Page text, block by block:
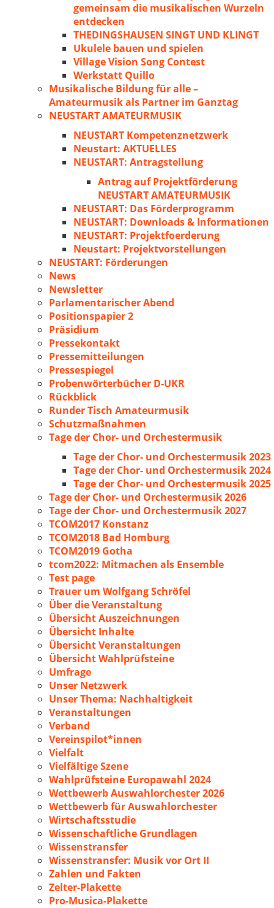
gemeinsam die musikalischen Wurzeln
entdecken
THEDINGSHAUSEN SINGT UND KLINGT
Ukulele bauen und spielen
Village Vision Song Contest
Werkstatt Quillo
Musikalische Bildung für alle –
Amateurmusik als Partner im Ganztag
NEUSTART AMATEURMUSIK
NEUSTART Kompetenznetzwerk
Neustart: AKTUELLES
NEUSTART: Antragstellung
Antrag auf Projektförderung
NEUSTART AMATEURMUSIK
NEUSTART: Das Förderprogramm
NEUSTART: Downloads & Informationen
NEUSTART: Projektfoerderung
Neustart: Projektvorstellungen
NEUSTART: Förderungen
News
Newsletter
Parlamentarischer Abend
Positionspapier 2
Präsidium
Pressekontakt
Pressemitteilungen
Pressespiegel
Probenwörterbücher D-UKR
Rückblick
Runder Tisch Amateurmusik
Schutzmaßnahmen
Tage der Chor- und Orchestermusik
Tage der Chor- und Orchestermusik 2023
Tage der Chor- und Orchestermusik 2024
Tage der Chor- und Orchestermusik 2025
Tage der Chor- und Orchestermusik 2026
Tage der Chor- und Orchestermusik 2027
TCOM2017 Konstanz
TCOM2018 Bad Homburg
TCOM2019 Gotha
tcom2022: Mitmachen als Ensemble
Test page
Trauer um Wolfgang Schröfel
Über die Veranstaltung
Übersicht Auszeichnungen
Übersicht Inhalte
Übersicht Veranstaltungen
Übersicht Wahlprüfsteine
Umfrage
Unser Netzwerk
Unser Thema: Nachhaltigkeit
Veranstaltungen
Verband
Vereinspilot*innen
Vielfalt
Vielfältige Szene
Wahlprüfsteine Europawahl 2024
Wettbewerb Auswahlorchester 2026
Wettbewerb für Auswahlorchester
Wirtschaftsstudie
Wissenschaftliche Grundlagen
Wissenstransfer
Wissenstransfer: Musik vor Ort II
Zahlen und Fakten
Zelter-Plakette
Pro-Musica-Plakette